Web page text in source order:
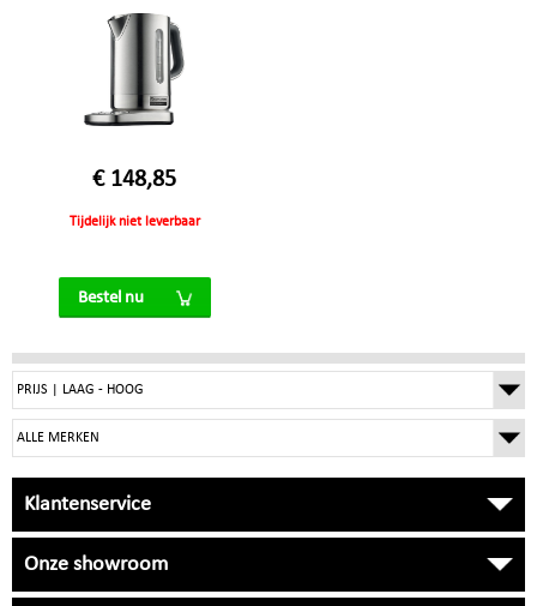
€ 148,85
Tijdelijk niet leverbaar
Bestel nu
Klantenservice
Onze showroom